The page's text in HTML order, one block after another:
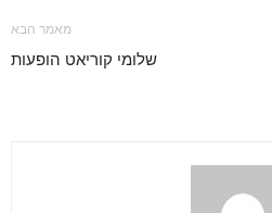
מאמר הבא
שלומי קוריאט הופעות